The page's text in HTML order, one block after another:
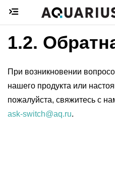
1.2.
При возникновении
нашего продукта или
пожалуйста, свяжитесь с
ask-switch@aq.ru.